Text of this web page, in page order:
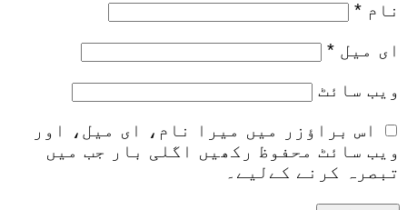
نام *
ای میل *
ویب‌ سائٹ
اس براؤزر میں میرا نام، ای میل، اور
ویب سائٹ محفوظ رکھیں اگلی بار جب میں
تبصرہ کرنے کےلیے۔